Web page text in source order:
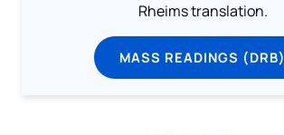
Rheims translation.
MASS READINGS (DRB)